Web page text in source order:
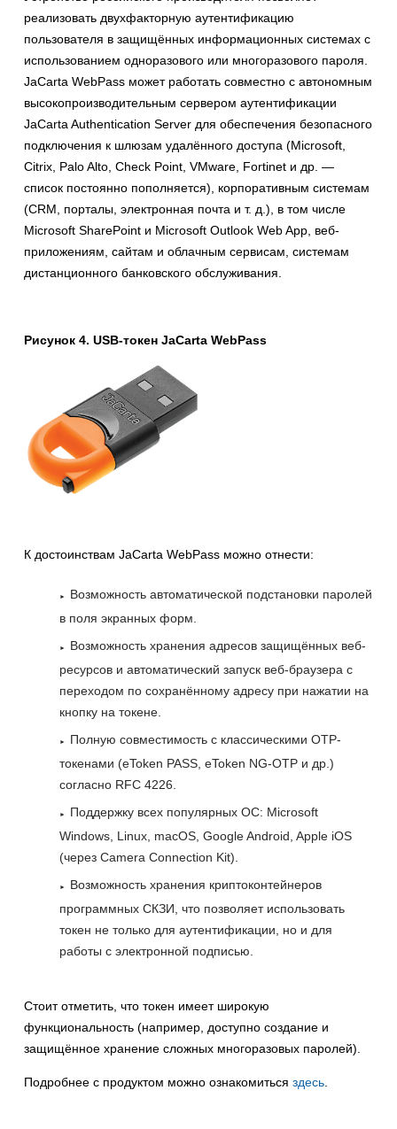
реализовать двухфакторную аутентификацию
пользователя в защищённых информационных системах с
использованием одноразового или многоразового пароля.
JaCarta WebPass может работать совместно с автономным
высокопроизводительным сервером аутентификации
JaCarta Authentication Server для обеспечения безопасного
подключения к шлюзам удалённого доступа (Microsoft,
Citrix, Palo Alto, Check Point, VMware, Fortinet и др. —
список постоянно пополняется), корпоративным системам
(CRM, порталы, электронная почта и т. д.), в том числе
Microsoft SharePoint и Microsoft Outlook Web App, веб-
приложениям, сайтам и облачным сервисам, системам
дистанционного банковского обслуживания.
Рисунок 4. USB-токен JaCarta WebPass
К достоинствам JaCarta WebPass можно отнести:
Возможность автоматической подстановки паролей
в поля экранных форм.
Возможность хранения адресов защищённых веб-
ресурсов и автоматический запуск веб-браузера с
переходом по сохранённому адресу при нажатии на
кнопку на токене.
Полную совместимость с классическими ОТР-
токенами (eToken PASS, eToken NG-OTP и др.)
согласно RFC 4226.
Поддержку всех популярных ОС: Microsoft
Windows, Linux, macOS, Google Android, Apple iOS
(через Camera Connection Kit).
Возможность хранения криптоконтейнеров
программных СКЗИ, что позволяет использовать
токен не только для аутентификации, но и для
работы с электронной подписью.
Стоит отметить, что токен имеет широкую
функциональность (например, доступно создание и
защищённое хранение сложных многоразовых паролей).
Подробнее с продуктом можно ознакомиться здесь